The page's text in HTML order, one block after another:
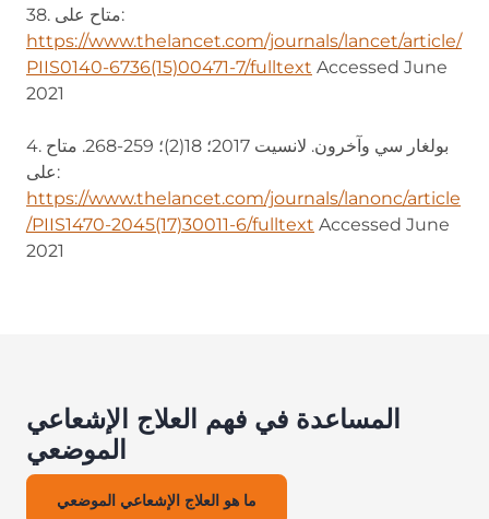
38. متاح على:
https://www.thelancet.com/journals/lancet/article/
PIIS0140-6736(15)00471-7/fulltext (opens in new tab)
Accessed June
2021
4. بولغار سي وآخرون. لانسيت 2017؛ 18(2)؛ 259-268. متاح
على:
https://www.thelancet.com/journals/lanonc/article
/PIIS1470-2045(17)30011-6/fulltext (opens in new tab)
Accessed June
2021
المساعدة في فهم العلاج الإشعاعي
الموضعي
ما هو العلاج الإشعاعي الموضعي